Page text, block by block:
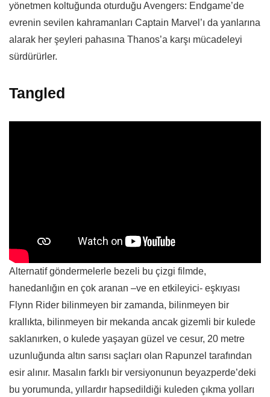
yönetmen koltuğunda oturduğu Avengers: Endgame’de
evrenin sevilen kahramanları Captain Marvel’ı da yanlarına
alarak her şeyleri pahasına Thanos’a karşı mücadeleyi
sürdürürler.
Tangled
Alternatif göndermelerle bezeli bu çizgi filmde,
hanedanlığın en çok aranan –ve en etkileyici- eşkıyası
Flynn Rider bilinmeyen bir zamanda, bilinmeyen bir
krallıkta, bilinmeyen bir mekanda ancak gizemli bir kulede
saklanırken, o kulede yaşayan güzel ve cesur, 20 metre
uzunluğunda altın sarısı saçları olan Rapunzel tarafından
esir alınır. Masalın farklı bir versiyonunun beyazperde’deki
bu yorumunda, yıllardır hapsedildiği kuleden çıkma yolları